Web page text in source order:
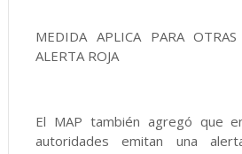
MEDIDA APLICA PARA
ALERTA ROJA
El MAP también agregó que
autoridades emitan una